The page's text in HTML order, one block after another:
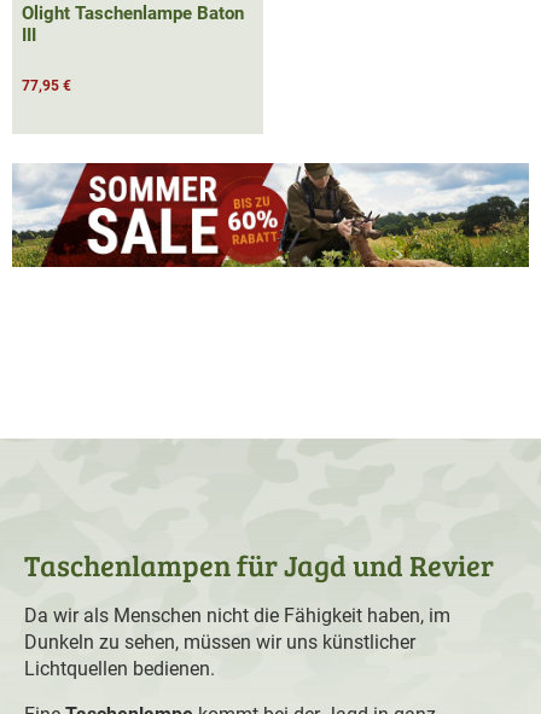
Olight Taschenlampe Baton
III
77,95 €
Taschenlampen für Jagd und Revier
Da wir als Menschen nicht die Fähigkeit haben, im
Dunkeln zu sehen, müssen wir uns künstlicher
Lichtquellen bedienen.